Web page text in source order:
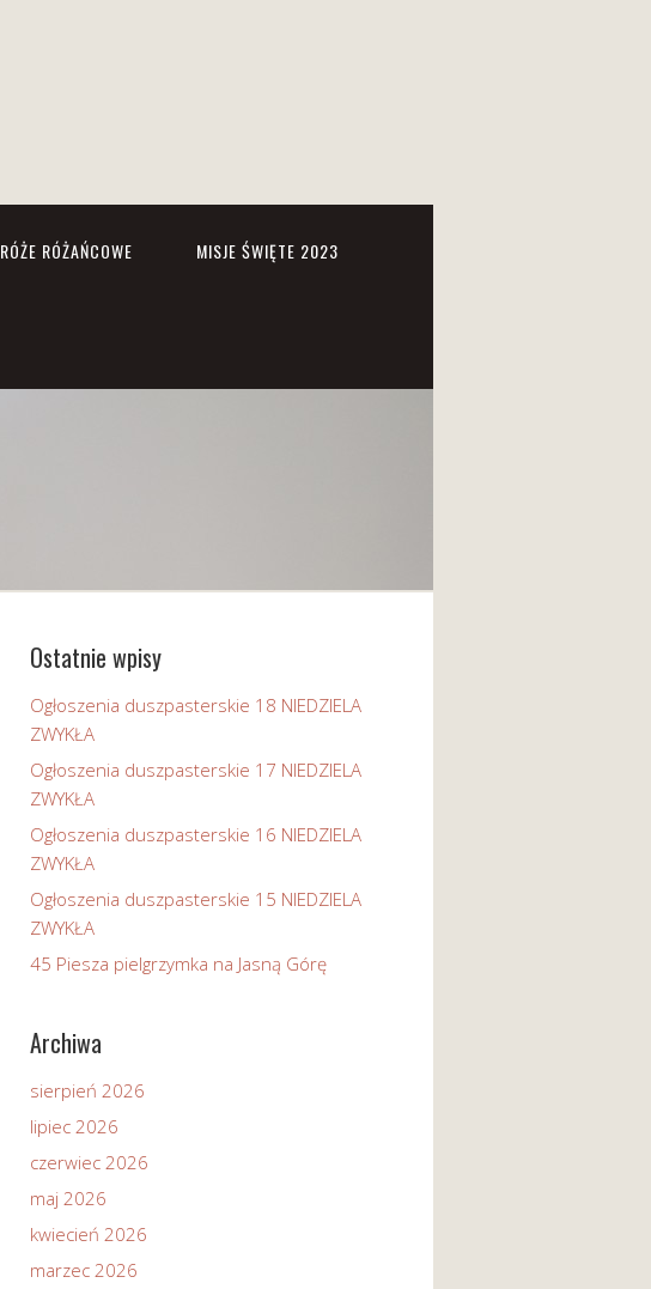
RÓŻE RÓŻAŃCOWE MISJE ŚWIĘTE 2023
Ostatnie wpisy
Ogłoszenia duszpasterskie 18 NIEDZIELA
ZWYKŁA
Ogłoszenia duszpasterskie 17 NIEDZIELA
ZWYKŁA
Ogłoszenia duszpasterskie 16 NIEDZIELA
ZWYKŁA
Ogłoszenia duszpasterskie 15 NIEDZIELA
ZWYKŁA
45 Piesza pielgrzymka na Jasną Górę
Archiwa
sierpień 2026
lipiec 2026
czerwiec 2026
maj 2026
kwiecień 2026
marzec 2026